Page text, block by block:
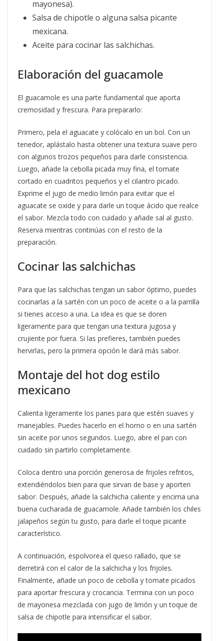
mayonesa).
Salsa de chipotle o alguna salsa picante
mexicana.
Aceite para cocinar las salchichas.
Elaboración del guacamole
El guacamole es una parte fundamental que aporta
cremosidad y frescura. Para prepararlo:
Primero, pela el aguacate y colócalo en un bol. Con un
tenedor, aplástalo hasta obtener una textura suave pero
con algunos trozos pequeños para darle consistencia.
Luego, añade la cebolla picada muy fina, el tomate
cortado en cuadritos pequeños y el cilantro picado.
Exprime el jugo de medio limón para evitar que el
aguacate se oxide y para darle un toque ácido que realce
el sabor. Mezcla todo con cuidado y añade sal al gusto.
Reserva mientras continúas con el resto de la
preparación.
Cocinar las salchichas
Para que las salchichas tengan un sabor óptimo, puedes
cocinarlas a la sartén con un poco de aceite o a la parrilla
si tienes acceso a una. La idea es que se doren
ligeramente para que tengan una textura jugosa y
crujiente por fuera. Si las prefieres, también puedes
hervirlas, pero la primera opción le dará más sabor.
Montaje del hot dog estilo
mexicano
Calienta ligeramente los panes para que estén suaves y
manejables. Puedes hacerlo en el horno o en una sartén
sin aceite por unos segundos. Luego, abre el pan con
cuidado sin partirlo completamente.
Coloca dentro una porción generosa de frijoles refritos,
extendiéndolos bien para que sirvan de base y aporten
sabor. Después, añade la salchicha caliente y encima una
buena cucharada de guacamole. Añade también los chiles
jalapeños según tu gusto, para darle el toque picante
característico.
A continuación, espolvorea el queso rallado, que se
derretirá con el calor de la salchicha y los frijoles.
Finalmente, añade un poco de cebolla y tomate picados
para aportar frescura y crocancia. Termina con un poco
de mayonesa mezclada con jugo de limón y un toque de
salsa de chipotle para intensificar el sabor.